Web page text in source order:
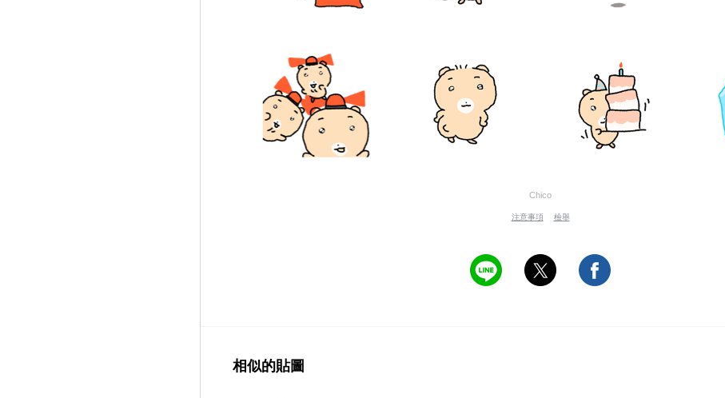
Chico
注意事項 檢舉
相似的貼圖